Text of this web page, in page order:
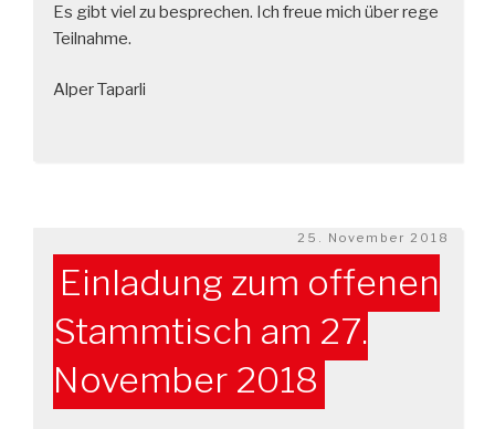
Es gibt viel zu besprechen. Ich freue mich über rege
Teilnahme.
Alper Taparli
Veröffentlicht
am
25. November 2018
Einladung zum offenen
Stammtisch am 27.
November 2018